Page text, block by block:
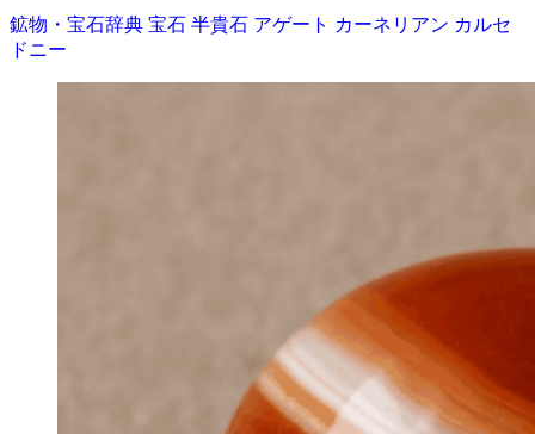
鉱物・宝石辞典 宝石 半貴石 アゲート カーネリアン カルセ
ドニー